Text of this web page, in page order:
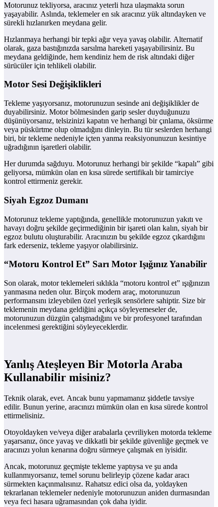
Motorunuz tekliyorsa, aracınız yeterli hıza ulaşmakta sorun
yaşayabilir. Aslında, teklemeler en sık aracınız yük altındayken ve
sürekli hızlanırken meydana gelir.
Hızlanmaya herhangi bir tepki ağır veya yavaş olabilir. Alternatif
olarak, gaza bastığınızda sarsılma hareketi yaşayabilirsiniz. Bu
meydana geldiğinde, hem kendiniz hem de risk altındaki diğer
sürücüler için tehlikeli olabilir.
Motor Sesi Değişiklikleri
Tekleme yaşıyorsanız, motorunuzun sesinde ani değişiklikler de
duyabilirsiniz. Motor bölmesinden garip sesler duyduğunuzu
düşünüyorsanız, telsizinizi kapatın ve herhangi bir çınlama, öksürme
veya püskürtme olup olmadığını dinleyin. Bu tür seslerden herhangi
biri, bir tekleme nedeniyle içten yanma reaksiyonunuzun kesintiye
uğradığının işaretleri olabilir.
Her durumda sağduyu. Motorunuz herhangi bir şekilde “kapalı” gibi
geliyorsa, mümkün olan en kısa sürede sertifikalı bir tamirciye
kontrol ettirmeniz gerekir.
Siyah Egzoz Dumanı
Motorunuz tekleme yaptığında, genellikle motorunuzun yakıtı ve
havayı doğru şekilde geçirmediğinin bir işareti olan kalın, siyah bir
egzoz bulutu oluşturabilir. Aracınızın bu şekilde egzoz çıkardığını
fark ederseniz, tekleme yaşıyor olabilirsiniz.
“Motoru Kontrol Et” Sarı Motor Işığınız Yanabilir
Son olarak, motor teklemeleri sıklıkla “motoru kontrol et” ışığınızın
yanmasına neden olur. Birçok modern araç, motorunuzun
performansını izleyebilen özel yerleşik sensörlere sahiptir. Size bir
teklemenin meydana geldiğini açıkça söyleyemeseler de,
motorunuzun düzgün çalışmadığını ve bir profesyonel tarafından
incelenmesi gerektiğini söyleyeceklerdir.
Yanlış Ateşleyen Bir Motorla Araba
Kullanabilir misiniz?
Teknik olarak, evet. Ancak bunu yapmamanız şiddetle tavsiye
edilir. Bunun yerine, aracınızı mümkün olan en kısa sürede kontrol
ettirmelisiniz.
Otoyoldayken ve/veya diğer arabalarla çevriliyken motorda tekleme
yaşarsanız, önce yavaş ve dikkatli bir şekilde güvenliğe geçmek ve
aracınızı yolun kenarına doğru sürmeye çalışmak en iyisidir.
Ancak, motorunuz geçmişte tekleme yaptıysa ve şu anda
kullanmıyorsanız, temel sorunu belirleyip çözene kadar aracı
sürmekten kaçınmalısınız. Rahatsız edici olsa da, yoldayken
tekrarlanan teklemeler nedeniyle motorunuzun aniden durmasından
veya feci hasara uğramasından çok daha iyidir.